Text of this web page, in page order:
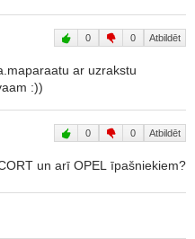
0 0 Atbildēt
ar uzrakstu
:))
0 0 Atbildēt
un arī OPEL īpašniekiem?